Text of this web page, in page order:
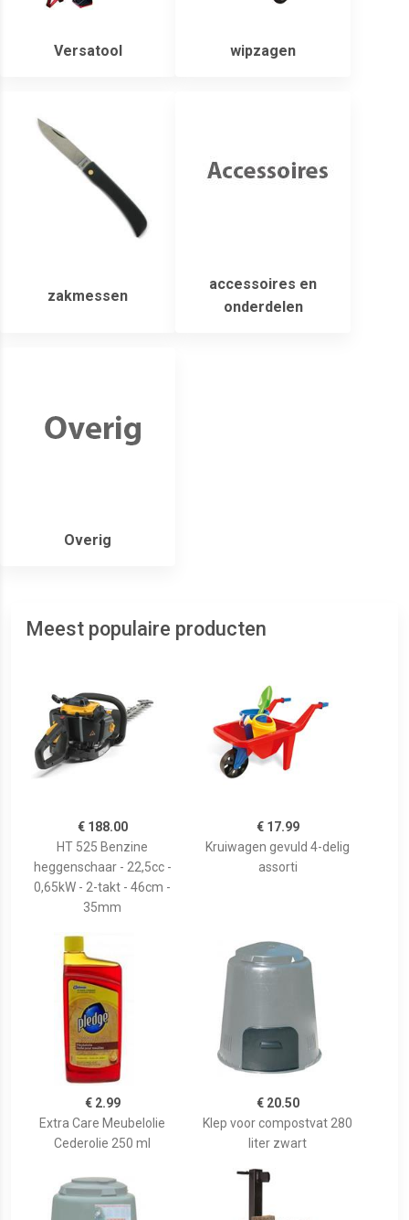
Versatool wipzagen
zakmessen
accessoires en
onderdelen
Overig
Meest populaire producten
€ 188.00
HT 525 Benzine
heggenschaar - 22,5cc -
0,65kW - 2-takt - 46cm -
35mm
€ 17.99
Kruiwagen gevuld 4-delig
assorti
€ 2.99
Extra Care Meubelolie
Cederolie 250 ml
€ 20.50
Klep voor compostvat 280
liter zwart